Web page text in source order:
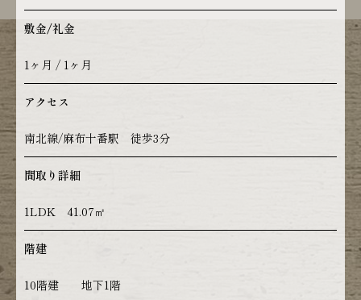
敷金/礼金
1ヶ月 / 1ヶ月
アクセス
南北線/麻布十番駅 徒歩3分
間取り詳細
1LDK 41.07㎡
階建
10階建 地下1階